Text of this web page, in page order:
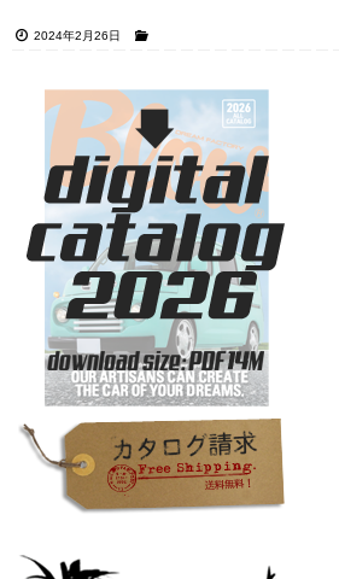
2024年2月26日